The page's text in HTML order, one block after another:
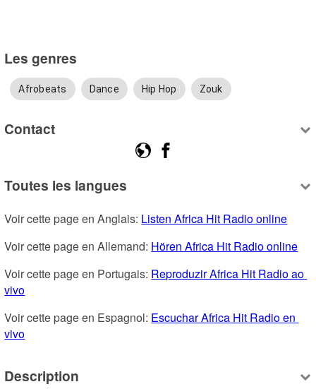
Les genres
Afrobeats Dance Hip Hop Zouk
Contact
Toutes les langues
Voir cette page en Anglais: Listen Africa Hit Radio online
Voir cette page en Allemand: Hören Africa Hit Radio online
Voir cette page en Portugais: Reproduzir Africa Hit Radio ao
vivo
Voir cette page en Espagnol: Escuchar Africa Hit Radio en
vivo
Description